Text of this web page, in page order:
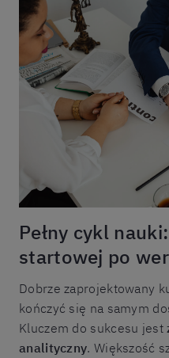
Pełny cykl
startowej po
Dobrze zaprojektowany
kończyć się na samym
Kluczem do sukcesu jest
analityczny. Większość